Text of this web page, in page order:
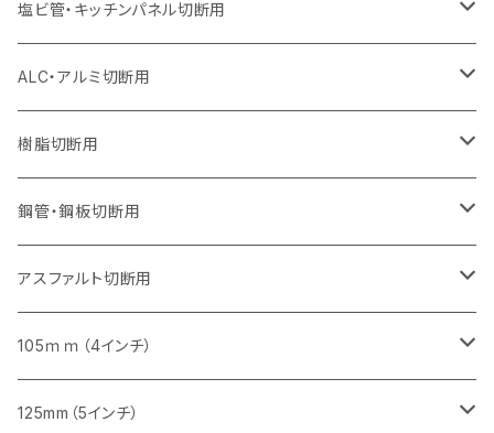
セグメント
セグメント（特殊凸凹加工チップ）
セグメント
セグメント（特殊凸凹加工チップ）
355mm（14インチ）
セグメント
セグメント（特殊凸凹加工チップ）
セグメントタイプ（一般道路カッター用
305mm（12インチ）
セグメントタイプ
セグメントタイプ（一般道路カッター用
355mm（14インチ）
セグメントタイプ
セグメントタイプ（一般道路カッター用
405mm（16インチ）
セグメントタイプ
セグメントタイプ（一般道路カッター用
455mm（18インチ）
セグメント（一般道路カッター用
セグメントタイプ
305mm（12インチ）
セグメントタイプ
埋設鋳鉄管工事対応タイプ
355mm（14インチ）
セグメントタイプ
埋設鋳鉄管工事対応タイプ
405mm（16インチ）
セグメントタイプ
埋設鋳鉄管工事対応タイプ
セグメントタイプ
ウェーブタイプ
230mm（9インチ）
セグメントタイプ
ウェーブタイプ
255mm（10インチ）
セグメントタイプ
セグメントタイプ（一般道路カッター用
305mm（12インチ）
セグメント
セグメント（特殊凸凹加工チップ）
355mm（14インチ）
セグメント
セグメント（特殊凸凹加工チップ）
405mm（16インチ）
セグメント
セグメント（一般道路カッター用
473mm（18インチ）
セグメント（一般道路カッター用
セグメントタイプ
180mm（7インチ）
セグメントタイプ
205mm（8インチ）
セグメントタイプ
230mm（9インチ）
セグメントタイプ
255mm（10インチ）
セグメントタイプ
305mm（12インチ）
セグメント
セグメント（特殊凸凹加工チップ）
355mm（14インチ）
セグメント
405mm（16インチ）
セグメントタイプ
405mm（16インチ）
セグメントタイプ
125ｍｍ（5インチ）
塩ビ管・キッチンパネル切断用
125ｍｍ（5インチ）
ALC・アルミ切断用
305mm（12インチ）
砥石（補強綱入り）
355mm（14インチ）
砥石（補強綱入り）
樹脂切断用
305mm（12インチ）
砥石（補強綱入り）
355mm（14インチ）
砥石（補強綱入り）
鋼管・鋼板切断用
305mm（12インチ）
砥石（補強綱入り）
355mm（14インチ）
砥石（補強綱入り）
アスファルト切断用
255ｍｍ（10インチ）
一般道路カッター用
305ｍｍ（12インチ）
105ｍｍ（4インチ）
タイル切断用
125mm（5インチ）